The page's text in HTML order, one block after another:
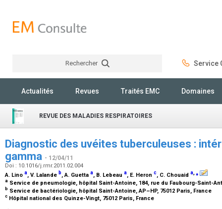
Rechercher Service
Actualités Revues Traités EMC Domaines
REVUE DES MALADIES RESPIRATOIRES
Diagnostic des uvéites tuberculeuses :
gamma - 12/04/11
Doi : 10.1016/j.rmr.2011.02.004
A. Lino a, V. Lalande b, A. Guetta a, B. Lebeau a, E. Heron c, C. Chouaid a,⁎
a Service de pneumologie, hôpital Saint-Antoine, 184, rue du Faubourg-Saint-
b Service de bactériologie, hôpital Saint-Antoine, AP–HP, 75012 Paris, France
c Hôpital national des Quinze-Vingt, 75012 Paris, France